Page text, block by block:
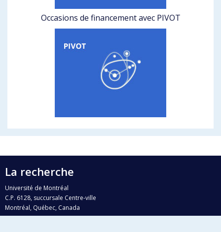
Occasions de financement avec PIVOT
La recherche
Université de Montréal
C.P. 6128, succursale Centre-ville
Montréal, Québec, Canada
H3C 3J7